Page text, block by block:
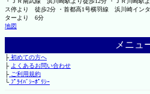
ス停より 徒歩2分 ・首都高1号横羽線 浜川崎イン
ターより 6分
地図
メニュ
├初めての方へ
├ よくあるお問い合わせ
├ご利用規約
└ﾌﾟﾗｲﾊﾞｼｰﾎﾟﾘｼｰ